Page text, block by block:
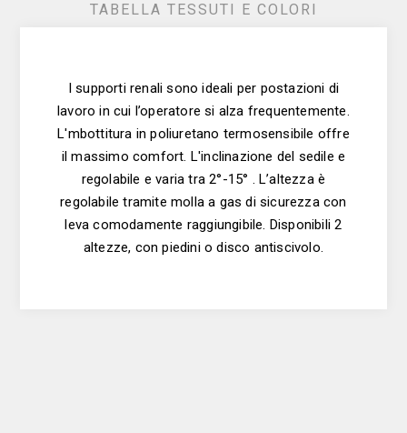
TABELLA TESSUTI E COLORI
I supporti renali sono ideali per postazioni di
lavoro in cui l’operatore si alza frequentemente.
L'mbottitura in poliuretano termosensibile offre
il massimo comfort. L'inclinazione del sedile e
regolabile e varia tra 2°-15° . L’altezza è
regolabile tramite molla a gas di sicurezza con
leva comodamente raggiungibile. Disponibili 2
altezze, con piedini o disco antiscivolo.